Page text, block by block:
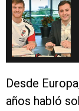
Desde
años habló